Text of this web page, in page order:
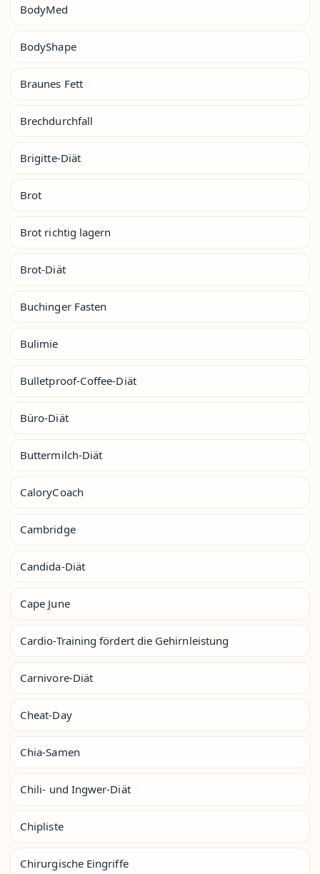
BodyMed
BodyShape
Braunes Fett
Brechdurchfall
Brigitte-Diät
Brot
Brot richtig lagern
Brot-Diät
Buchinger Fasten
Bulimie
Bulletproof-Coffee-Diät
Büro-Diät
Buttermilch-Diät
CaloryCoach
Cambridge
Candida-Diät
Cape June
Cardio-Training fördert die Gehirnleistung
Carnivore-Diät
Cheat-Day
Chia-Samen
Chili- und Ingwer-Diät
Chipliste
Chirurgische Eingriffe